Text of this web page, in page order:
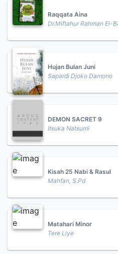
Raqqata Aina
Dr.Miftahur Rahman El-
Hujan Bulan Juni
Sapardi Djoko Damono
DEMON SACRET 9
Itsuka Natsumi
Kisah 25 Nabi & Rasul
Mahfan, S.Pd
Matahari Minor
Tere Liye